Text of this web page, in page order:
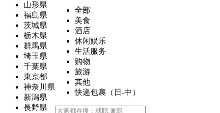
山形県
福島県
茨城県
栃木県
群馬県
埼玉県
千葉県
東京都
神奈川県
新潟県
長野県
全部
美食
酒店
休闲娱乐
生活服务
购物
旅游
其他
快递包裹（日-中）